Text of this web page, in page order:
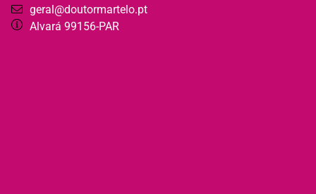
geral@doutormartelo.pt
Alvará 99156-PAR